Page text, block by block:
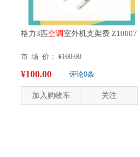
格力3匹空调室外机支架费 Z10007
市 场 价： ¥100.00
评论0条
¥100.00
加入购物车 关注